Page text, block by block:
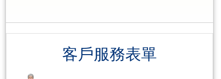
客戶服務表單